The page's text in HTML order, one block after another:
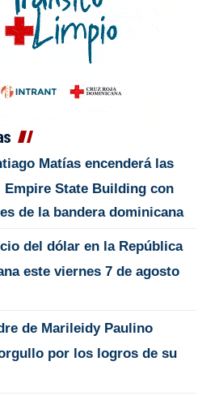
Matías encenderá las
Empire State Building con
de la bandera dominicana
del dólar en la República
este viernes 7 de agosto
de Marileidy Paulino
por los logros de su